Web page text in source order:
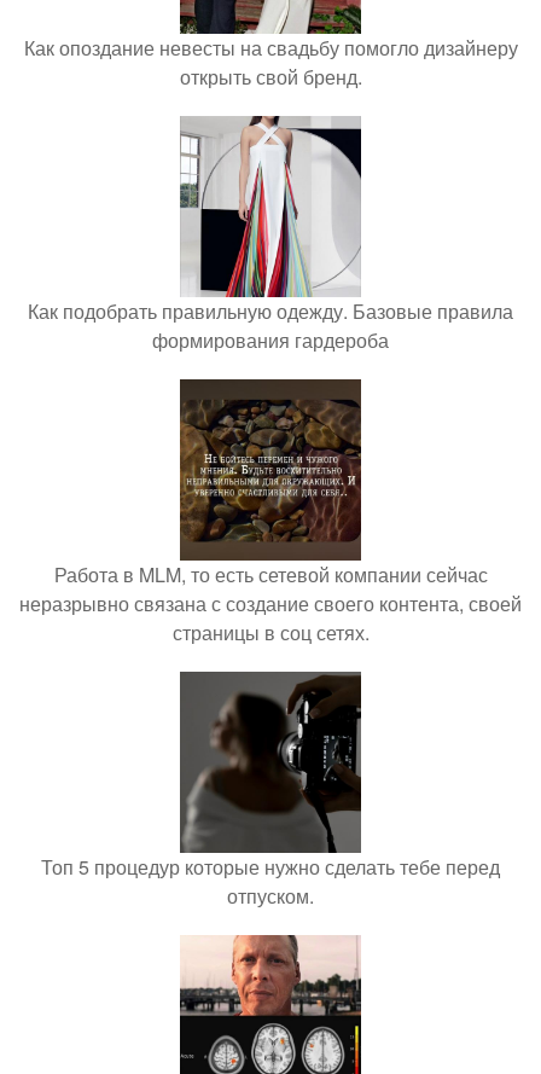
Как опоздание невесты на свадьбу помогло дизайнеру
открыть свой бренд.
Как подобрать правильную одежду. Базовые правила
формирования гардероба
Работа в MLM, то есть сетевой компании сейчас
неразрывно связана с создание своего контента, своей
страницы в соц сетях.
Топ 5 процедур которые нужно сделать тебе перед
отпуском.